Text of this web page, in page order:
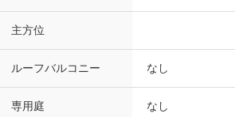
主方位
ルーフバルコニー なし
専用庭 なし